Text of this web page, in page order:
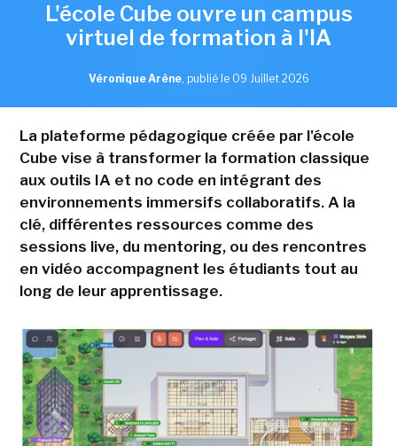
L'école Cube ouvre un campus
virtuel de formation à l'IA
Véronique Arène, publié le 09 Juillet 2026
La plateforme pédagogique créée par l'école
Cube vise à transformer la formation classique
aux outils IA et no code en intégrant des
environnements immersifs collaboratifs. A la
clé, différentes ressources comme des
sessions live, du mentoring, ou des rencontres
en vidéo accompagnent les étudiants tout au
long de leur apprentissage.